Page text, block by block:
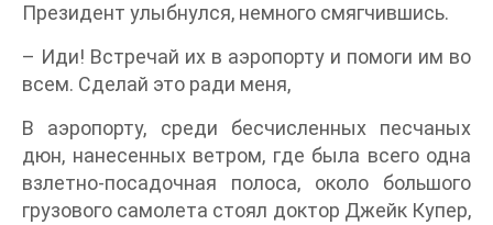
Президент улыбнулся, немного смягчившись.
– Иди! Встречай их в аэропорту и помоги им во
всем. Сделай это ради меня,
В аэропорту, среди бесчисленных песчаных
дюн, нанесенных ветром, где была всего одна
взлетно-посадочная полоса, около большого
грузового самолета стоял доктор Джейк Купер,